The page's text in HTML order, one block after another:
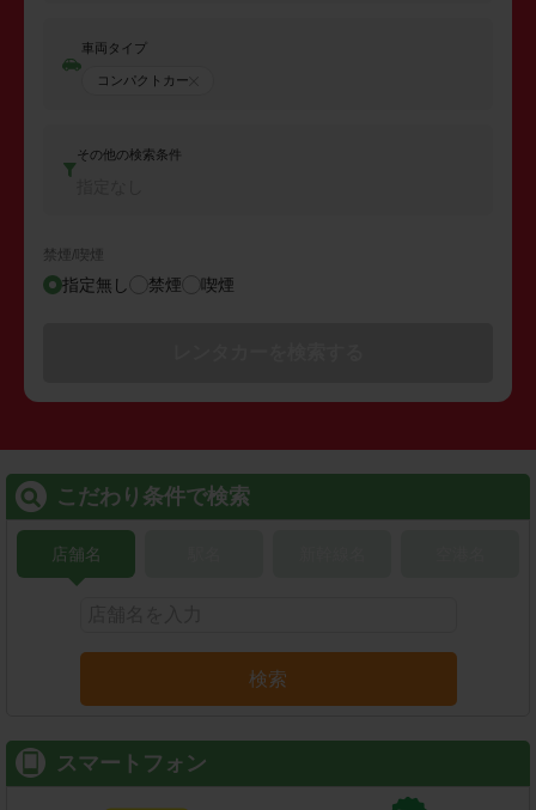
車両タイプ
コンパクトカー
その他の検索条件
禁煙/喫煙
指定無し 禁煙 喫煙
こだわり条件で検索
店舗名
検索
スマートフォン